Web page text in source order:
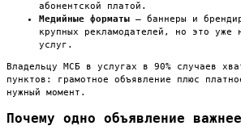
абонентской платой.
Медийные форматы — баннеры и
крупных рекламодателей, но это уже
услуг.
Владельцу МСБ в услугах в 90% случаев
пунктов: грамотное объявление плюс
нужный момент.
Почему одно объявление